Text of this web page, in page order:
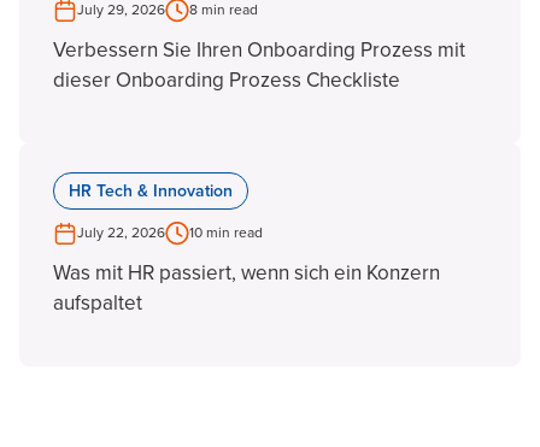
July 29, 2026 8 min read
Verbessern Sie Ihren Onboarding Prozess mit
dieser Onboarding Prozess Checkliste
HR Tech & Innovation
July 22, 2026 10 min read
Was mit HR passiert, wenn sich ein Konzern
aufspaltet